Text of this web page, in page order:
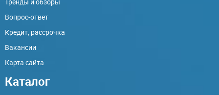
Вопрос-ответ
Кредит, рассрочка
Вакансии
Карта сайта
Каталог